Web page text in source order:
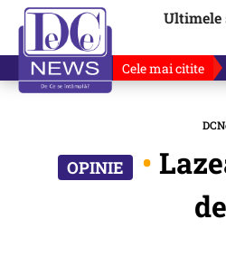
Cele mai citite
•